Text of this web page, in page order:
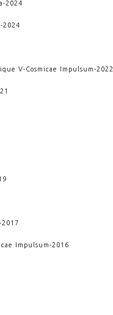
-2024
-2024
V-Cosmicae Impulsum-2022
-2017
Impulsum-2016